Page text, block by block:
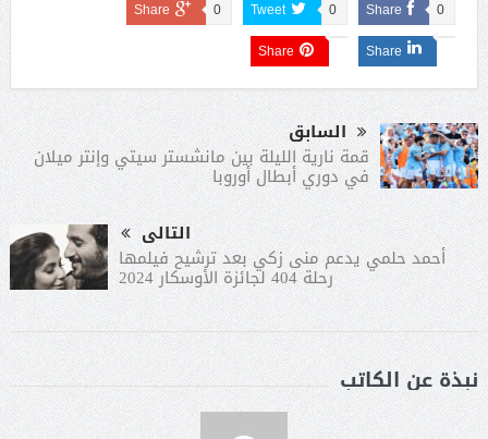
Share 0
Tweet 0
Share 0
Share
Share
السابق
قمة نارية الليلة بين مانشستر سيتي وإنتر ميلان
في دوري أبطال أوروبا
التالى
أحمد حلمي يدعم منى زكي بعد ترشيح فيلمها
رحلة 404 لجائزة الأوسكار 2024‏
نبذة عن الكاتب